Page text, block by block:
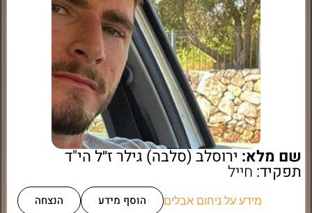
שם מלא:ירוסלב (סלבה) גילר ז״ל הי"ד
תפקיד: חייל
מידע על ניחום אבלים הוסף מידע הנצחה